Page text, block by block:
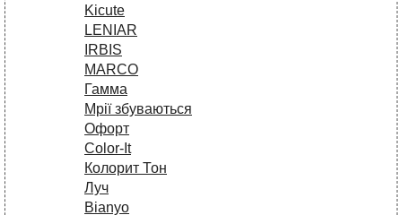
Kicute
LENIAR
IRBIS
MARCO
Гамма
Мрії збуваються
Офорт
Сolor-It
Колорит Тон
Луч
Bianyo